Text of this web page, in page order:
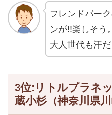
フレンドパー
ンが!!楽しそう。
大人世代も汗
3位:リトルプラネ
蔵小杉（神奈川県川